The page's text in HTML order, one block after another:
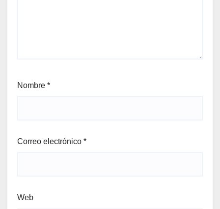
Nombre *
Correo electrónico *
Web